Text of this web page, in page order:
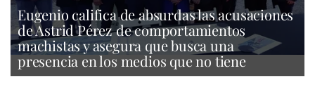
Eugenio califica de absurdas las acusaciones
de Astrid Pérez de comportamientos
machistas y asegura que busca una
presencia en los medios que no tiene